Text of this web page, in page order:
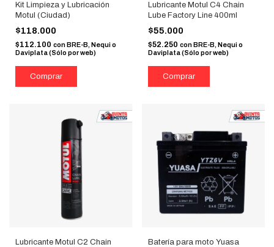
Kit Limpieza y Lubricación
Motul (Ciudad)
$118.000
$112.100 con BRE-B, Nequi o
Daviplata (Sólo por web)
Lubricante Motul C4 Chain
Lube Factory Line 400ml
$55.000
$52.250 con BRE-B, Nequi o
Daviplata (Sólo por web)
Lubricante Motul C2 Chain
Batería para moto Yuasa